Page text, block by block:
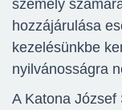
személy
hozzájárulása
kezelésünkbe
nyilvánosságra
A Katona